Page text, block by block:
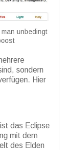
unbedingt
sondern
Hier
das Eclipse
mit dem
des Elden